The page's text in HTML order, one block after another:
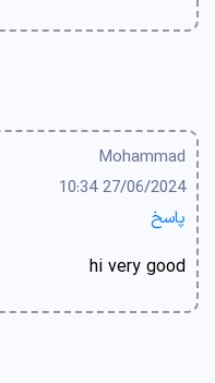
Mohammad
27/06/2024 10:34
پاسخ
hi very good